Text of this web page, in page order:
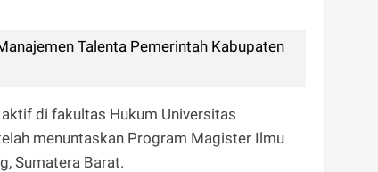
Talenta Pemerintah Kabupaten
di fakultas Hukum Universitas
menuntaskan Program Magister Ilmu
Sumatera Barat.